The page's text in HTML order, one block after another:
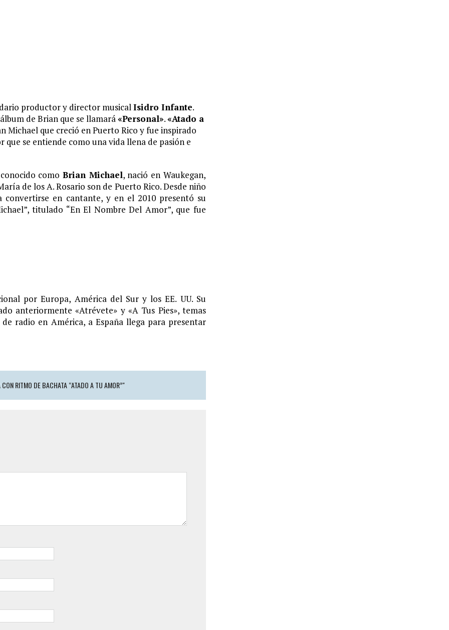
productor y director musicalIsidro Infante.
de Brian que se llamará«Personal».«Atado a
Michael que creció en Puerto Rico y fue inspirado
se entiende como una vida llena de pasión e
como Brian Michael, nació en Waukegan,
de los A. Rosario son de Puerto Rico. Desde niño
en cantante, y en el 2010 presentó su
titulado “En El Nombre Del Amor”, que fue
por Europa, América del Sur y los EE. UU. Su
anteriormente «Atrévete» y «A Tus Pies», temas
radio en América, a España llega para presentar
RITMO DE BACHATA “ATADO A TU AMOR”"